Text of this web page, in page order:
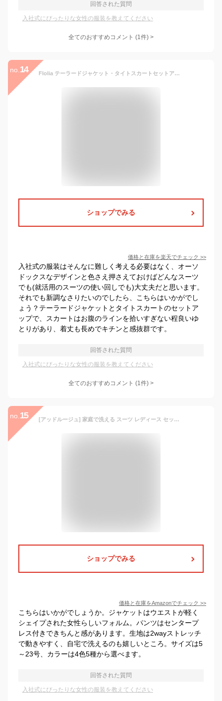
回答された質問
入社式にぴったりな女性の服装を教えてください
全てのおすすめコメント (1件) >
no. 14 Flolia テーラードジャケット・タイトスカートセットアップセレモニースーツ【洗える】 リバーフィールド アンド コー スーツ・フォーマル セットアップスーツ ブラック【送料無料】
ショップでみる
価格と在庫を楽天でチェック >>
入社式の服装はそんなに難しく考える必要はなく、オーソ
ドックスなデザインと色さえ押さえておけばどんなスーツ
でも(就活用のスーツの使い回しでも)大丈夫だと思います。
それでも新調なさりたいのでしたら、こちらはいかがでし
ょう？テーラードジャケットとタイトスカートのセットア
ップで、スカートはお腹のラインを拾いすぎない程良いゆ
とりがあり、着丈も長めでキチンと感抜群です。
回答された質問
入社式にぴったりな女性の服装を教えてください
全てのおすすめコメント (1件) >
no. 15 [アッドルージュ] 家庭で洗える スーツ レディース セットアップ テーラードジャケット ストレートパンツ 2点セット ストレッチ ウエストゴム 大きいサイズ ビジネス[b5019] 9号 ブラック
ショップでみる
価格と在庫をAmazonでチェック >>
こちらはいかがでしょうか。ジャケットはウエストが軽く
シェイプされた女性らしいフォルム。パンツはセンタープ
レス付きできちんと感があります。生地は2wayストレッチ
で動きやすく、自宅で洗えるのも嬉しいところ。サイズは5
～23号、カラーは4色5種から選べます。
回答された質問
入社式にぴったりな女性の服装を教えてください